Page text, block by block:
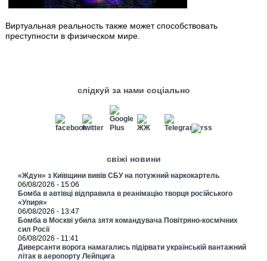
Виртуальная реальность также может способствовать
преступности в физическом мире.
слідкуй за нами соціально
свіжі новини
«Ждун» з Київщини вивів СБУ на потужний наркокартель
06/08/2026 - 15:06
Бомба в автівці відправила в реанімацію творця російського
«Упиря»
06/08/2026 - 13:47
Бомба в Москві убила зятя командувача Повітряно-космічних
сил Росії
06/08/2026 - 11:41
Диверсанти ворога намагались підірвати українській вантажний
літак в аеропорту Лейпцига